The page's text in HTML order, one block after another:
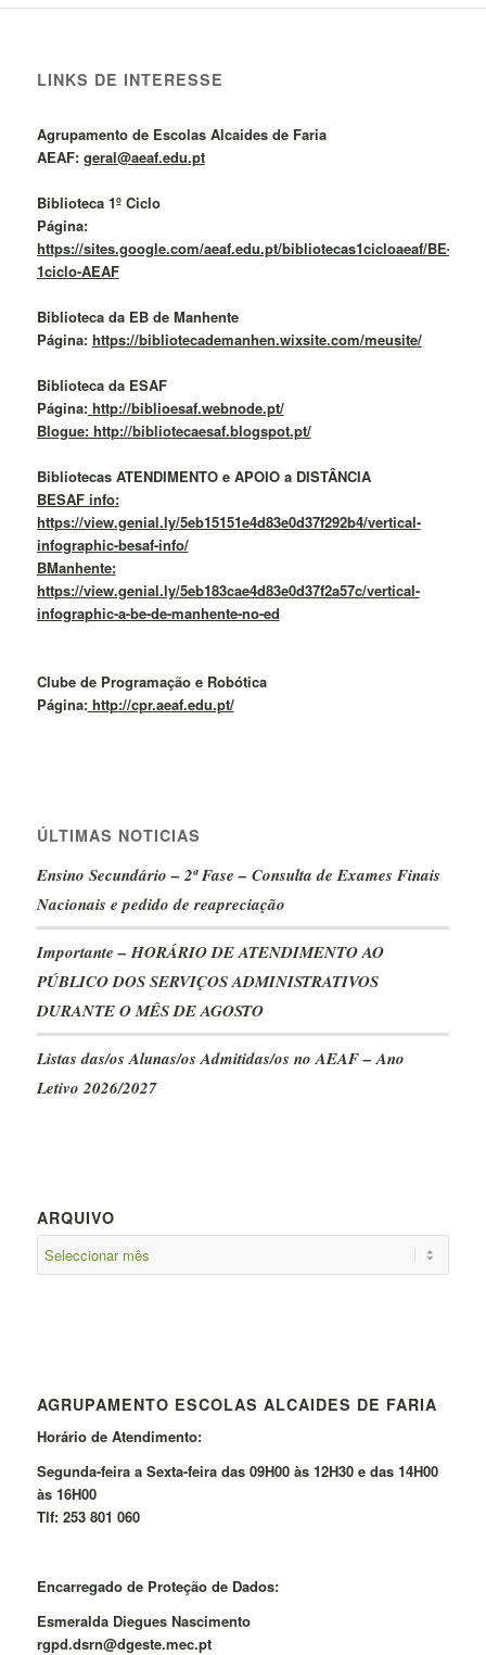
LINKS DE INTERESSE
Agrupamento de Escolas Alcaides de Faria
AEAF: geral@aeaf.edu.pt
Biblioteca 1º Ciclo
Página:
https://sites.google.com/aeaf.edu.pt/bibliotecas1cicloaeaf/BE-
1ciclo-AEAF
Biblioteca da EB de Manhente
Página: https://bibliotecademanhen.wixsite.com/meusite/
Biblioteca da ESAF
Página:http://biblioesaf.webnode.pt/
Blogue: http://bibliotecaesaf.blogspot.pt/
Bibliotecas ATENDIMENTO e APOIO a DISTÂNCIA
BESAF info:
https://view.genial.ly/5eb15151e4d83e0d37f292b4/vertical-
infographic-besaf-info/
BManhente:
https://view.genial.ly/5eb183cae4d83e0d37f2a57c/vertical-
infographic-a-be-de-manhente-no-ed
Clube de Programação e Robótica
Página:http://cpr.aeaf.edu.pt/
ÚLTIMAS NOTICIAS
Ensino Secundário – 2ª Fase – Consulta de Exames Finais
Nacionais e pedido de reapreciação
Importante – HORÁRIO DE ATENDIMENTO AO
PÚBLICO DOS SERVIÇOS ADMINISTRATIVOS
DURANTE O MÊS DE AGOSTO
Listas das/os Alunas/os Admitidas/os no AEAF – Ano
Letivo 2026/2027
ARQUIVO
AGRUPAMENTO ESCOLAS ALCAIDES DE FARIA
Horário de Atendimento:
Segunda-feira a Sexta-feira das 09H00 às 12H30 e das 14H00
às 16H00
Tlf: 253 801 060
Encarregado de Proteção de Dados:
Esmeralda Diegues Nascimento
rgpd.dsrn@dgeste.mec.pt